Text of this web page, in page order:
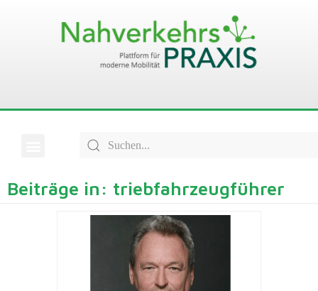
Beiträge in: triebfahrzeugführer